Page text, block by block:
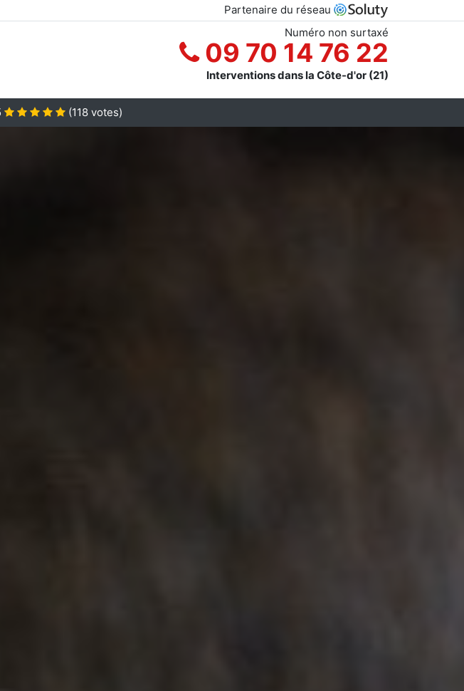
Partenaire du réseau
Numéro non surtaxé
09 70 14 76 22
Interventions dans la Côte-d'or (21)
(118 votes)